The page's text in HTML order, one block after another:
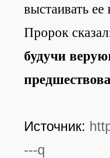
выстаивать
Пророк
будучи
Источник:
---q